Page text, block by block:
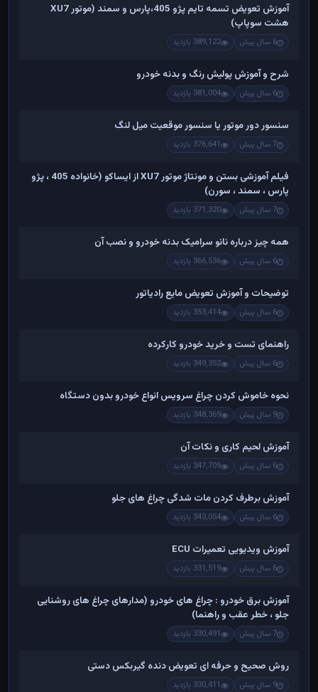
آموزش تعویض تسمه تایم پژو 405،پارس و سمند (موتور XU7
هشت سوپاپ)
6 سال پیش 389,122 بازدید
شرح و آموزش پولیش رنگ و بدنه خودرو
6 سال پیش 381,004 بازدید
سنسور دور موتور یا سنسور موقعیت میل لنگ
7 سال پیش 376,641 بازدید
فیلم آموزشی بستن و مونتاژ موتور XU7 از ایساکو (خانواده 405 ، پژو
پارس ، سمند ، سورن)
7 سال پیش 371,320 بازدید
همه چیز درباره نانو سرامیک بدنه خودرو و نصب آن
6 سال پیش 366,536 بازدید
توضیحات و آموزش تعویض مایع رادیاتور
6 سال پیش 353,414 بازدید
راهنمای تست و خريد خودرو کارکرده
6 سال پیش 349,352 بازدید
نحوه خاموش کردن چراغ سرویس انواع خودرو بدون دستگاه
9 سال پیش 348,369 بازدید
آموزش لحیم کاری و نکات آن
6 سال پیش 347,709 بازدید
آموزش برطرف کردن مات شدگی چراغ های جلو
6 سال پیش 343,054 بازدید
آموزش ویدیویی تعمیرات ECU
6 سال پیش 331,519 بازدید
آموزش برق خودرو : چراغ های خودرو (مدارهای چراغ های روشنایی
جلو ، خطر عقب و راهنما)
7 سال پیش 330,491 بازدید
روش صحیح و حرفه ای تعویض دنده گیربکس دستی
9 سال پیش 330,411 بازدید